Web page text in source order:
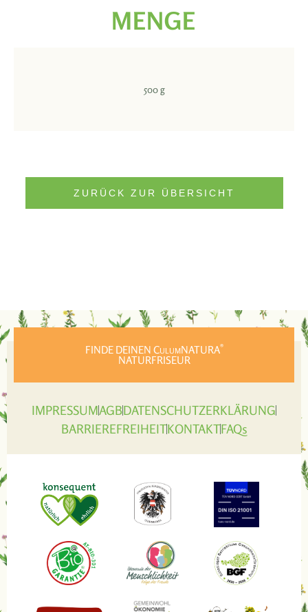
MENGE
500 g
ZURÜCK ZUR ÜBERSICHT
FINDE DEINEN CULUMNATURA®
NATURFRISEUR
IMPRESSUMAGBDATENSCHUTZERKLÄRUNG
BARRIEREFREIHEITKONTAKTFAQs